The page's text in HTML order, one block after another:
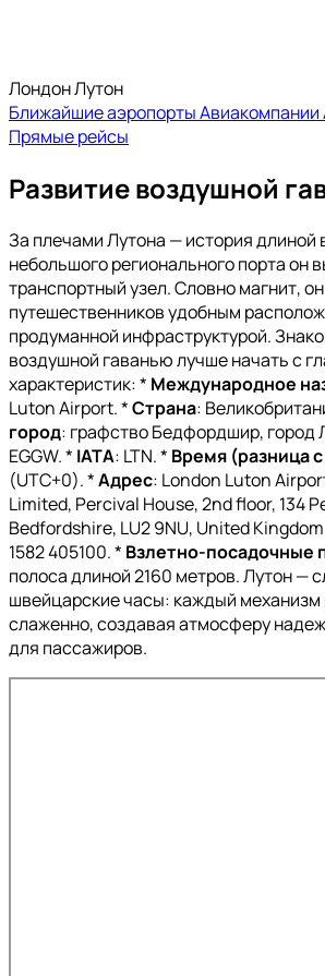
Лондон Лутон
Ближайшие аэропортыАвиакомпании
Прямые рейсы
Развитие воздушной
За плечами Лутона — история длиной
небольшого регионального порта он
транспортный узел. Словно магнит,
путешественников удобным
продуманной инфраструктурой.
воздушной гаванью лучше начать с
характеристик: * Международное
Luton Airport. *Страна:
город: графство Бедфордшир, город
EGGW. * IATA: LTN. * Время (разница
(UTC+0). *Адрес: London Luton
Limited, Percival House, 2nd floor, 134
Bedfordshire, LU2 9NU, United
1582 405100. * Взлетно-посадочные
полоса длиной 2160 метров. Лутон —
швейцарские часы: каждый механизм
слаженно, создавая атмосферу
для пассажиров.